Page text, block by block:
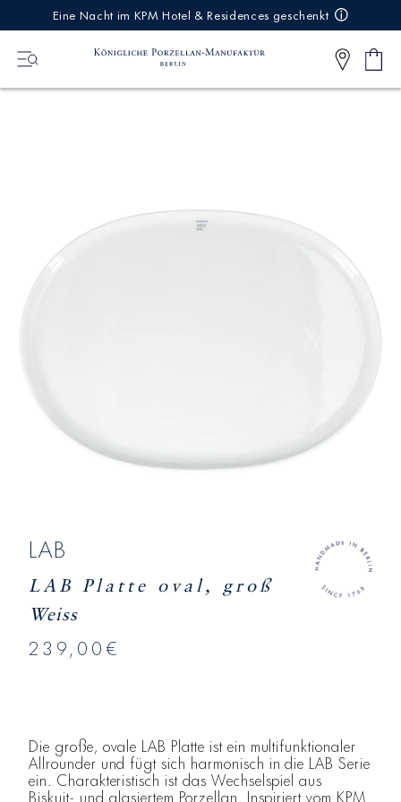
Eine Nacht im KPM Hotel & Residences geschenkt
0
Artikel
LAB
LAB Platte oval, groß
Weiss
239,00€
Die große, ovale LAB Platte ist ein multifunktionaler
Allrounder und fügt sich harmonisch in die LAB Serie
ein. Charakteristisch ist das Wechselspiel aus
Biskuit- und glasiertem Porzellan. Inspiriert vom KPM